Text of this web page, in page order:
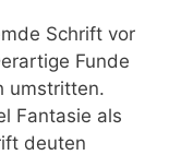
Schrift vor
Funde
umstritten.
Fantasie als
deuten